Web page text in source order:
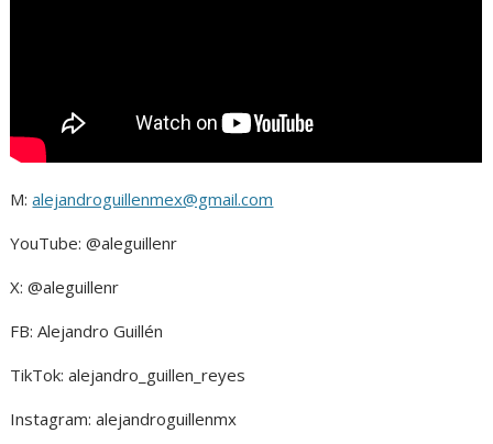
M:alejandroguillenmex@gmail.com
YouTube: @aleguillenr
X: @aleguillenr
FB: Alejandro Guillén
TikTok: alejandro_guillen_reyes
Instagram: alejandroguillenmx